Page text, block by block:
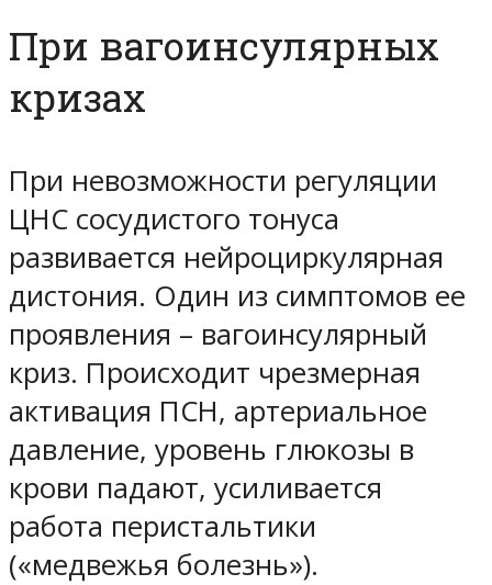
При вагоинсулярных
кризах
При невозможности регуляции
ЦНС сосудистого тонуса
развивается нейроциркулярная
дистония. Один из симптомов ее
проявления – вагоинсулярный
криз. Происходит чрезмерная
активация ПСН, артериальное
давление, уровень глюкозы в
крови падают, усиливается
работа перистальтики
(«медвежья болезнь»).